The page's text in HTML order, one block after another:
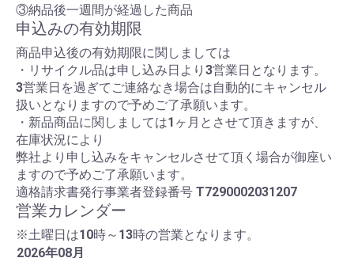
③納品後一週間が経過した商品
申込みの有効期限
商品申込後の有効期限に関しましては
・リサイクル品は申し込み日より3営業日となります。
3営業日を過ぎてご連絡なき場合は自動的にキャンセル
扱いとなりますので予めご了承願います。
・新品商品に関しましては1ヶ月とさせて頂きますが、
在庫状況により
弊社より申し込みをキャンセルさせて頂く場合が御座い
ますので予めご了承願います。
適格請求書発行事業者登録番号 T7290002031207
営業カレンダー
※土曜日は10時～13時の営業となります。
2026年08月